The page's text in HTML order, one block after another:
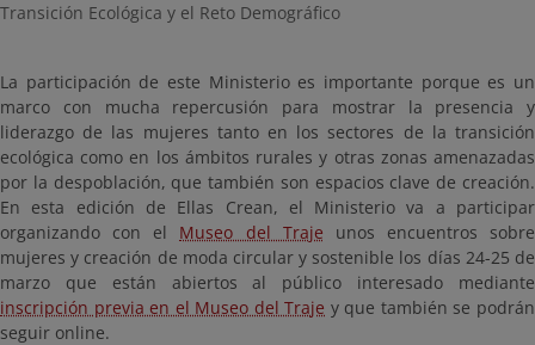
Transición Ecológica y el Reto Demográfico
La participación de este Ministerio es importante porque es un
marco con mucha repercusión para mostrar la presencia y
liderazgo de las mujeres tanto en los sectores de la transición
ecológica como en los ámbitos rurales y otras zonas amenazadas
por la despoblación, que también son espacios clave de creación.
En esta edición de Ellas Crean, el Ministerio va a participar
organizando con el Museo del Traje unos encuentros sobre
mujeres y creación de moda circular y sostenible los días 24-25 de
marzo que están abiertos al público interesado mediante
inscripción previa en el Museo del Traje y que también se podrán
seguir online.